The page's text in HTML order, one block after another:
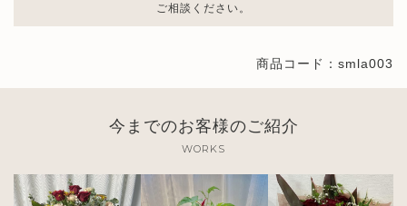
ご相談ください。
商品コード：smla003
今までのお客様のご紹介
WORKS